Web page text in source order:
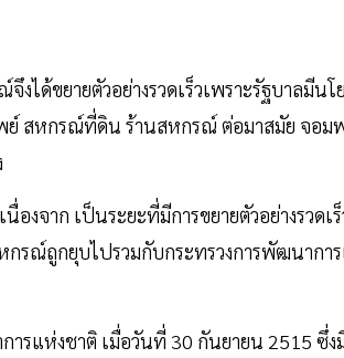
ได้ขยายตัวอย่างรวดเร็วเพราะรัฐบาลมีน
สหกรณ์ที่ดิน ร้านสหกรณ์ ต่อมาสมัย จอม
งจาก เป็นระยะที่มีการขยายตัวอย่างรวด
รณ์ถูกยุบไปรวมกับกระทรวงการพัฒนาการ
ารแห่งชาติ เมื่อวันที่ 30 กันยายน 2515 ซึ่